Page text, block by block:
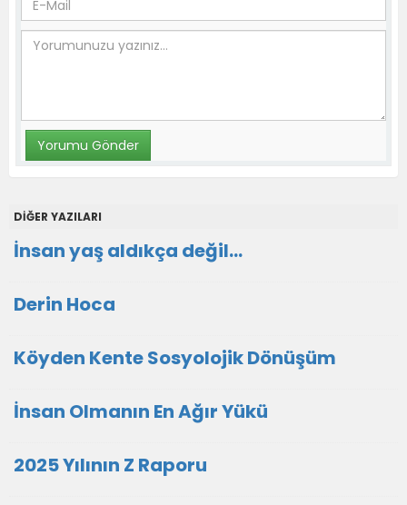
DİĞER YAZILARI
İnsan yaş aldıkça değil...
Derin Hoca
Köyden Kente Sosyolojik Dönüşüm
İnsan Olmanın En Ağır Yükü
2025 Yılının Z Raporu